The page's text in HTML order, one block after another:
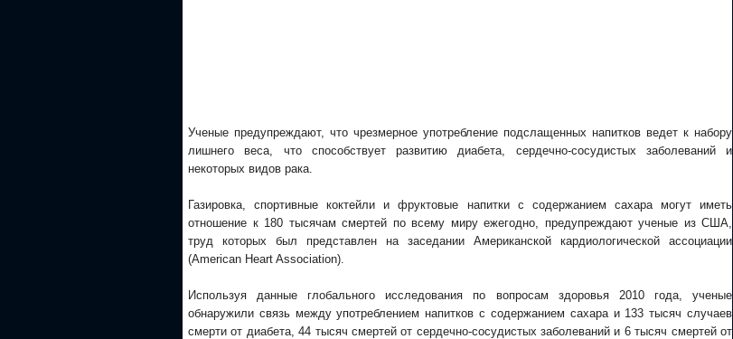
Ученые предупреждают, что чрезмерное употребление подслащенных напитков ведет к набору
лишнего веса, что способствует развитию диабета, сердечно-сосудистых заболеваний и
некоторых видов рака.
Газировка, спортивные коктейли и фруктовые напитки с содержанием сахара могут иметь
отношение к 180 тысячам смертей по всему миру ежегодно, предупреждают ученые из США,
труд которых был представлен на заседании Американской кардиологической ассоциации
(American Heart Association).
Используя данные глобального исследования по вопросам здоровья 2010 года, ученые
обнаружили связь между употреблением напитков с содержанием сахара и 133 тысяч случаев
смерти от диабета, 44 тысяч смертей от сердечно-сосудистых заболеваний и 6 тысяч смертей от